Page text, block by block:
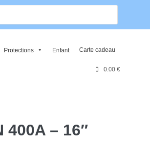
Protections Enfant Carte cadeau
0.00 €
400A – 16″